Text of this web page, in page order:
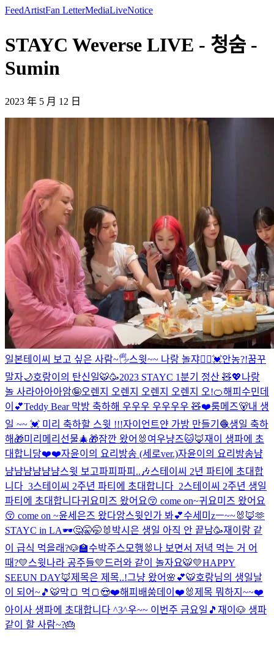
FeedArtistFan LetterMediaLiveNotice
STAYC Weverse LIVE - 청숨 -
Sumin
2023 年 5 月 12 日
일본테이씨 보고 싶은 사람~🖐스윗~~ 나랑 놀쟈🙋‍♀️💓안농?!꿈꾸
말자🌙호랑이의 탄신일🐯🥳2023 STAYC 1분기 정산 🧸💖나랑
놀 사라아아아암🤪오렌지 오렌지 오렌지 오렌지 오!🍊해피수민데
이💕Teddy Bear 막방 축하해 우우우 우우우우 🧸❤️룸메즈🐻내 생
일 ~~ 💓 미리 축하할 스윗 !!!자이언트얀 가방 만들기🧶생일 축하
해🎁미리메리선물🎄🎁잠깐 왔어🐰 여우냥즈🐱🦊재이 생파에 초
대합니당❤️❤️자윤이의 요리방송 (세로ver.)자윤이의 요리방송냠
냠냠냠냠냠냠스윗 보고파피파피..🎶스테이씨 2년 파티에 초대합
니다_3스테이씨 2주년 파티에 초대합니다_2스테이씨 2주년 생일
파티에 초대합니다귀요미즈 왔어요😚 come on~귀요미즈 왔어요
😚 come on ~윤세은즈 왔다앙스윗인가 봐💕수세미zㅡ~~🐰🦊🫶
STAYC in LA🕶🤔🤫🤭🐰 박시은 생일 아직 안 끝남🥳재이랑 같
이 급식 먹을래?🐶🏫수박주스 모행🐰 나 보면서 저녁 먹는 거 어
때?💛스윗나라 공주들💛 드러와 같이 놀자요🐯💛HAPPY
SEEUN DAY🦊제목은 제목..!그냥 왔어🌸💕🐯호랑님의 생일날
이 되어~🎵🐯막🍞 먹🍞😍❤️해피배쑴데이❤️🐰제목 뭐하지~~❤️
아이사 생파에 초대합니다 ^3^우~~ 이번주 금요일🎵 재이🐶 생파
같이 할 사람~?🎂